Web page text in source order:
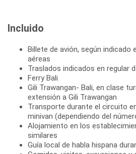
Incluido
Billete de avión, según indicado
aéreas
Traslados indicados en regular
Ferry Bali
Gili Trawangan- Bali, en clase
extensión a Gili Trawangan
Transporte durante el circuito
minivan (dependiendo del
Alojamiento en los
similares
Guía local de habla hispana